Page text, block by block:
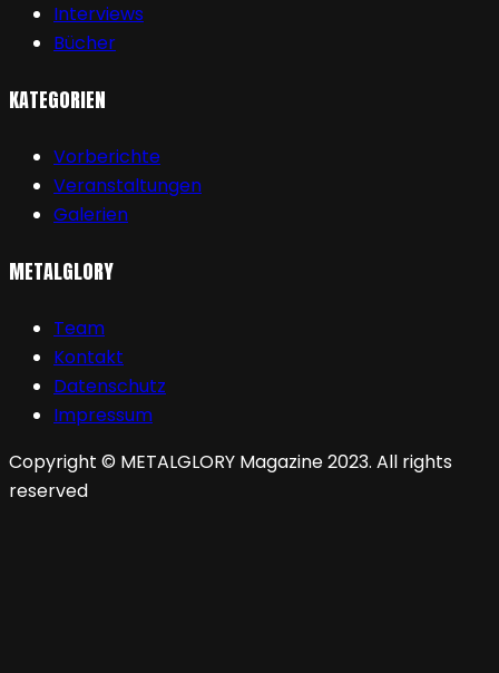
Interviews
Bücher
KATEGORIEN
Vorberichte
Veranstaltungen
Galerien
METALGLORY
Team
Kontakt
Datenschutz
Impressum
Copyright © METALGLORY Magazine 2023. All rights
reserved